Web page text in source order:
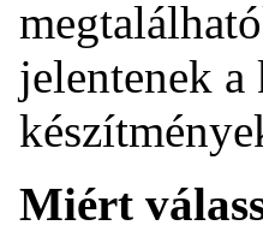
jelentenek
Miért